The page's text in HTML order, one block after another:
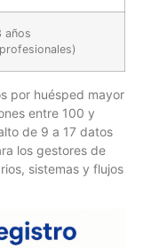
años
por huésped mayor
entre 100 y
de 9 a 17 datos
los gestores de
sistemas y flujos